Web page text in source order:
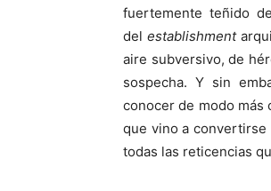
fuertemente teñido
delestablishment
aire subversivo, de
sospecha. Y sin
conocer de modo más
que vino a convertirse
todas las reticencias